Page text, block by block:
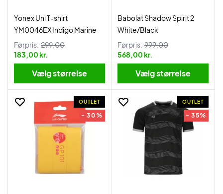
Yonex Uni T-shirt
YM0046EX Indigo Marine
Førpris: 299,00
183,00 kr.
Vælg størrelse
Babolat Shadow Spirit 2
White/Black
Førpris: 999,00
568,00 kr.
Vælg størrelse
OUTLET
- 30%
OUTLET
- 35%